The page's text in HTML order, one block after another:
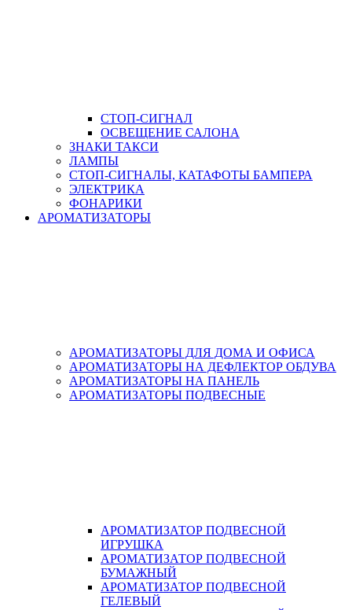
СТОП-СИГНАЛ
ОСВЕЩЕНИЕ САЛОНА
ЗНАКИ ТАКСИ
ЛАМПЫ
СТОП-СИГНАЛЫ, КАТАФОТЫ БАМПЕРА
ЭЛЕКТРИКА
ФОНАРИКИ
АРОМАТИЗАТОРЫ
АРОМАТИЗАТОРЫ ДЛЯ ДОМА И ОФИСА
АРОМАТИЗАТОРЫ НА ДЕФЛЕКТОР ОБДУВА
АРОМАТИЗАТОРЫ НА ПАНЕЛЬ
АРОМАТИЗАТОРЫ ПОДВЕСНЫЕ
АРОМАТИЗАТОР ПОДВЕСНОЙ
ИГРУШКА
АРОМАТИЗАТОР ПОДВЕСНОЙ
БУМАЖНЫЙ
АРОМАТИЗАТОР ПОДВЕСНОЙ
ГЕЛЕВЫЙ